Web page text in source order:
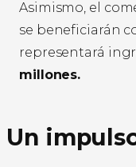
Asimismo, el
se beneficiarán
representará
millones.
Un